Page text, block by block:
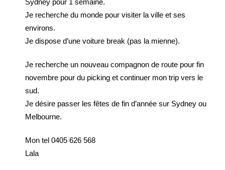
Sydney pour 1 semaine.
Je recherche du monde pour visiter la ville et ses
environs.
Je dispose d’une voiture break (pas la mienne).
Je recherche un nouveau compagnon de route pour fin
novembre pour du picking et continuer mon trip vers le
sud.
Je désire passer les fêtes de fin d’année sur Sydney ou
Melbourne.
Mon tel 0405 626 568
Lala